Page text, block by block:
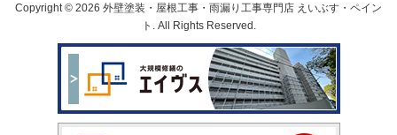
Copyright © 2026 外壁塗装・屋根工事・雨漏り工事専門店 えいぶす・ペイン
ト. All Rights Reserved.